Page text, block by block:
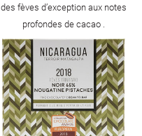
des fèves d’exception aux notes
profondes de cacao .